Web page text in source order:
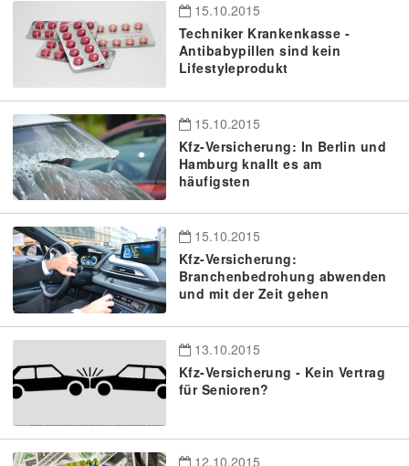
15.10.2015
Techniker Krankenkasse -
Antibabypillen sind kein
Lifestyleprodukt
15.10.2015
Kfz-Versicherung: In Berlin und
Hamburg knallt es am
häufigsten
15.10.2015
Kfz-Versicherung:
Branchenbedrohung abwenden
und mit der Zeit gehen
13.10.2015
Kfz-Versicherung - Kein Vertrag
für Senioren?
12.10.2015